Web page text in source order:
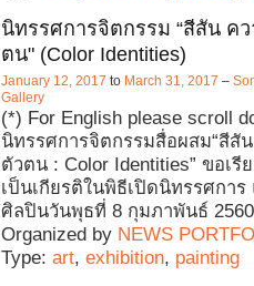
นิทรรศการจิตกรรม “สีสัน ค
ตน" (Color Identities)
January 12, 2017 to March 31, 2017 –
Gallery
(*) For English please scroll
นิทรรศการจิตกรรมสื่อผสม“สีสั
ตัวตน : Color Identities” ขอเ
เป็นเกียรติในพิธีเปิดนิทรรศกา
ศิลปินวันพุธที่ 8 กุมภาพันธ์ 2560
Organized by NEWS
Type: art, exhibition, painting